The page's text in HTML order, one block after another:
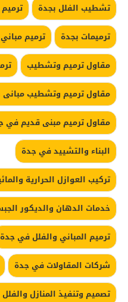
تشطيب الفلل بجدة
ترميمات بجدة
ترميم
مقاول ترميم وتشطيب
مقاول ترميم وتشطيب مبانى
مقاول ترميم مبنى قديم في
البناء والتشييد في جدة
تركيب العوازل الحرارية
خدمات الدهان والديكور
ترميم المباني والفلل في جدة
شركات المقاولات في جدة
تصميم وتنفيذ المنازل